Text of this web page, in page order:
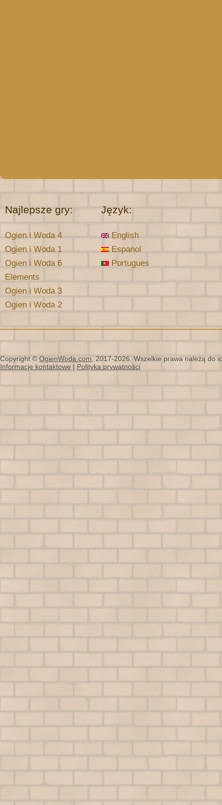
Najlepsze gry:
Ogien i Woda 4
Ogien i Woda 1
Ogien i Woda 6
Elements
Ogien i Woda 3
Ogien i Woda 2
Język:
English
Espanol
Portugues
Copyright ©OgienWoda.com, 2017-2026. Wszelkie prawa należą do
Informacje kontaktowe | Polityka prywatności